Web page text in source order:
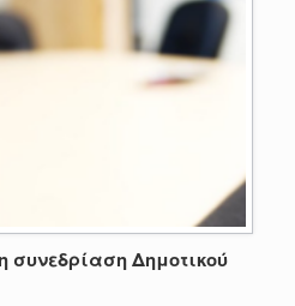
συνεδρίαση Δημοτικού